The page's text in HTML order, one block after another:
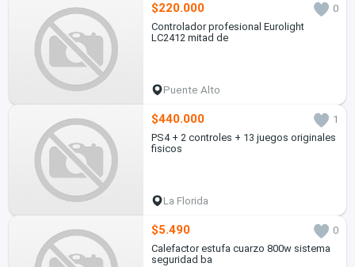
$220.000
0
Controlador profesional Eurolight
LC2412 mitad de
Puente Alto
$440.000
1
PS4 + 2 controles + 13 juegos originales
fisicos
La Florida
$5.490
0
Calefactor estufa cuarzo 800w sistema
seguridad ba